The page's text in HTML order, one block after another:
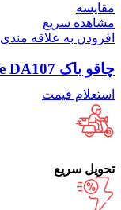
مقایسه
مشاهده سریع
افزودن به علاقه مندی
چاقو باک DA107 Buck knife DA107
استعلام قیمت
تحویل سریع